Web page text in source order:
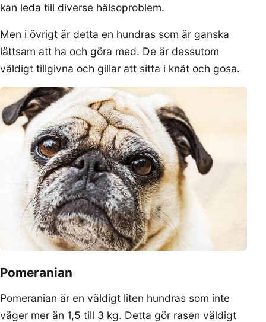
kan leda till diverse hälsoproblem.
Men i övrigt är detta en hundras som är ganska
lättsam att ha och göra med. De är dessutom
väldigt tillgivna och gillar att sitta i knät och gosa.
Pomeranian
Pomeranian är en väldigt liten hundras som inte
väger mer än 1,5 till 3 kg. Detta gör rasen väldigt